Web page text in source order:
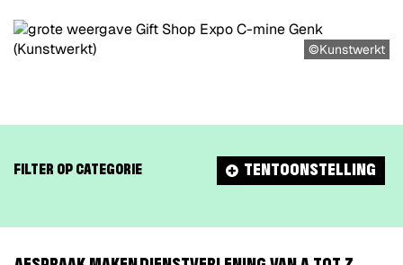
©Kunstwerkt
FILTER OP CATEGORIE TENTOONSTELLING